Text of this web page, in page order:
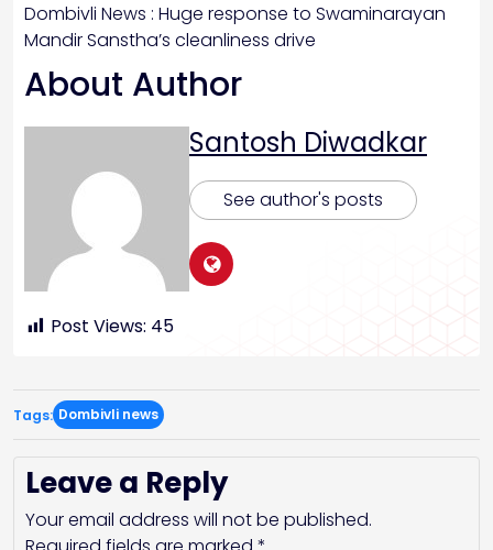
Dombivli News : Huge response to Swaminarayan
Mandir Sanstha’s cleanliness drive
About Author
Santosh Diwadkar
See author's posts
Post Views: 45
Tags: Dombivli news
Leave a Reply
Your email address will not be published.